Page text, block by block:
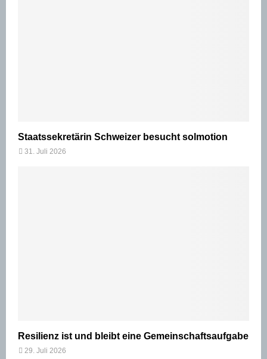
Staatssekretärin Schweizer besucht solmotion
31. Juli 2026
Resilienz ist und bleibt eine Gemeinschaftsaufgabe
29. Juli 2026